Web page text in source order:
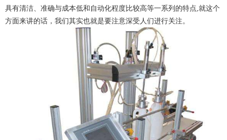
具有清洁、准确与成本低和自动化程度比较高等一系列的特点,就这个
方面来讲的话，我们其实也就是要注意深受人们进行关注。